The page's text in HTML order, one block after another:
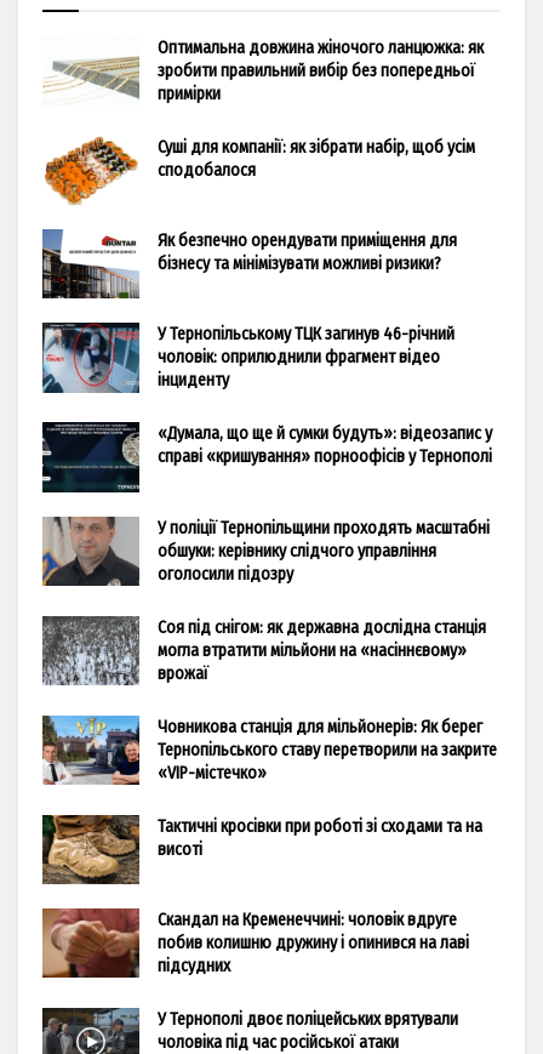
Оптимальна довжина жіночого ланцюжка: як
зробити правильний вибір без попередньої
примірки
Суші для компанії: як зібрати набір, щоб усім
сподобалося
Як безпечно орендувати приміщення для
бізнесу та мінімізувати можливі ризики?
У Тернопільському ТЦК загинув 46-річний
чоловік: оприлюднили фрагмент відео
інциденту
«Думала, що ще й сумки будуть»: відеозапис у
справі «кришування» порноофісів у Тернополі
У поліції Тернопільщини проходять масштабні
обшуки: керівнику слідчого управління
оголосили підозру
Соя під снігом: як державна дослідна станція
могла втратити мільйони на «насіннєвому»
врожаї
Човникова станція для мільйонерів: Як берег
Тернопільського ставу перетворили на закрите
«VIP-містечко»
Тактичні кросівки при роботі зі сходами та на
висоті
Скандал на Кременеччині: чоловік вдруге
побив колишню дружину і опинився на лаві
підсудних
У Тернополі двоє поліцейських врятували
чоловіка під час російської атаки